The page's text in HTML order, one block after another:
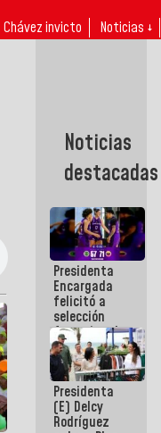
Chávez invicto Noticias ↓
Noticias
destacadas
Presidenta
Encargada
felicitó a
selección
femenina de
baloncesto
por su
clasificación
a la
AmeriCup
2027
Presidenta
(E) Delcy
Rodríguez